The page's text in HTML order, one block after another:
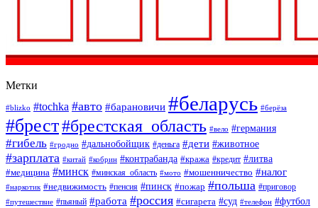
Метки
#blizko #tochka #авто #барановичи #беларусь #берёза
#брест#брестская_область #вело #германия
#гибель #гродно #дальнобойщик #деньга #дети #животное
#зарплата #китай #кобрин #контрабанда #кража #кредит #литва
#медицина #минск #минская_область #мото #мошенничество #налог
#наркотик #недвижимость #пенсия #пинск #пожар #польша #приговор
#путешествие #пьяный #работа #россия #сигарета #суд #телефон #футбол